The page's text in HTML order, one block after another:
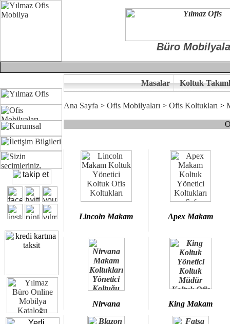
Büro
Ofisinizin dekorasyonunda ergonomi ve kaliteye önem
Çünkü sitemizde bulunan seçkin bürosit, goldsit ve modern
Size yakışan ofis koltuk tasarımına gelin birlikte karar verelim.
Kalite ve ergonomiyi arıyanların tercihi...Yılmaz Büro Mobilya
Masalar Koltuk
Ana Sayfa > Ofis Mobilyaları > Ofis Koltukları >
Lincoln Makam Apex Makam
Nirvana King Makam